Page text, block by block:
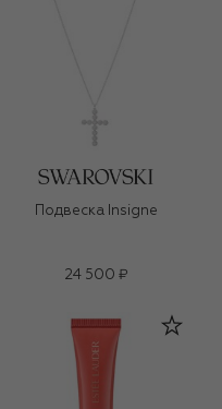
Подвеска Insigne
24 500 ₽